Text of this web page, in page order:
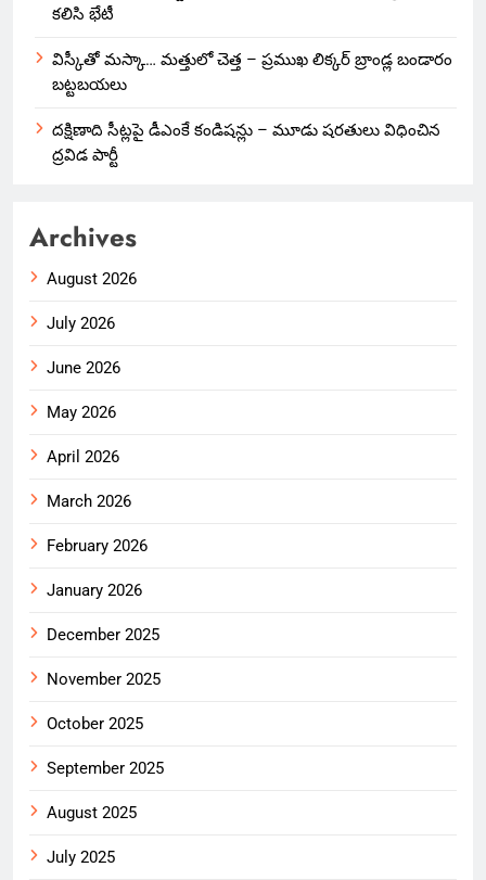
కలిసి భేటీ
విస్కీతో మస్కా… మత్తులో చెత్త – ప్రముఖ లిక్కర్ బ్రాండ్ల బండారం
బట్టబయలు
దక్షిణాది సీట్లపై డీఎంకే కండిషన్లు – మూడు షరతులు విధించిన
ద్రవిడ పార్టీ
Archives
August 2026
July 2026
June 2026
May 2026
April 2026
March 2026
February 2026
January 2026
December 2025
November 2025
October 2025
September 2025
August 2025
July 2025